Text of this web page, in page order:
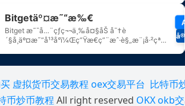
虚拟货币交易教程 oex交易平台 比特币
币炒币教程 All right reserved OKXokb